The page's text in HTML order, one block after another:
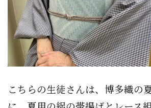
こちらの生徒さんは、博多織の